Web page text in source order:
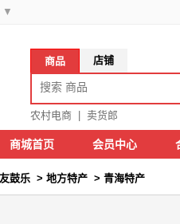
▼
商品 店铺
农村电商 卖货郎
商城首页 会员中心
鼓乐 > 地方特产 > 青海特产